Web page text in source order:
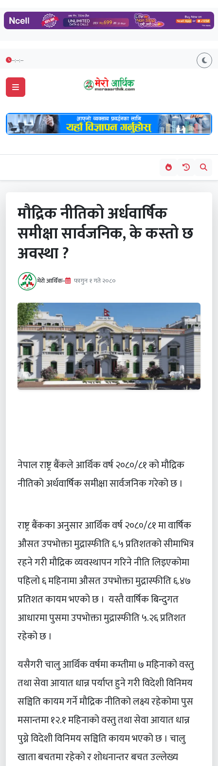
--:--:--
मौद्रिक नीतिको अर्धवार्षिक
समीक्षा सार्वजनिक, के कस्तो छ
अवस्था ?
मेरो आर्थिक• फागुन १ गते २०८०
नेपाल राष्ट्र बैंकले आर्थिक वर्ष २०८०/८१ को मौद्रिक
नीतिको अर्धवार्षिक समीक्षा सार्वजनिक गरेको छ ।
राष्ट्र बैंकका अनुसार आर्थिक वर्ष २०८०/८१ मा वार्षिक
औसत उपभोक्ता मुद्रास्फीति ६.५ प्रतिशतको सीमाभित्र
रहने गरी मौद्रिक व्यवस्थापन गरिने नीति लिइएकोमा
पहिलो ६ महिनामा औसत उपभोक्ता मुद्रास्फीति ६.४७
प्रतिशत कायम भएको छ । यस्तै वार्षिक बिन्दुगत
आधारमा पुसमा उपभोक्ता मुद्रास्फीति ५.२६ प्रतिशत
रहेको छ ।
यसैगरी चालु आर्थिक वर्षमा कम्तीमा ७ महिनाको वस्तु
तथा सेवा आयात धान्न पर्याप्त हुने गरी विदेशी विनिमय
सञ्चिति कायम गर्ने मौद्रिक नीतिको लक्ष्य रहेकोमा पुस
मसान्तमा १२.१ महिनाको वस्तु तथा सेवा आयात धान्न
पुग्ने विदेशी विनिमय सञ्चिति कायम भएको छ । चालु
खाता बचतमा रहेको र शोधनान्तर बचत उल्लेख्य